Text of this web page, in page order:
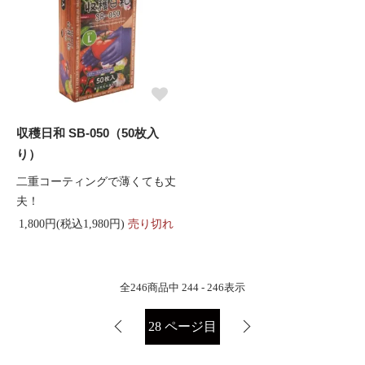
収穫日和 SB-050（50枚入
り）
二重コーティングで薄くても丈
夫！
1,800円(税込1,980円) 売り切れ
全246商品中 244 - 246表示
28 ページ目